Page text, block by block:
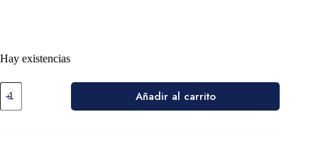
Hay existencias
Añadir al carrito